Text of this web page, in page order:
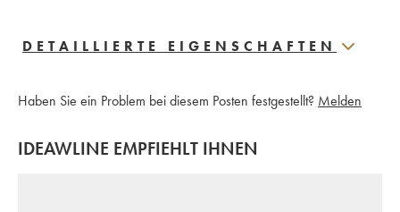
DETAILLIERTE EIGENSCHAFTEN
Haben Sie ein Problem bei diesem Posten festgestellt? Melden
IDEAWLINE EMPFIEHLT IHNEN